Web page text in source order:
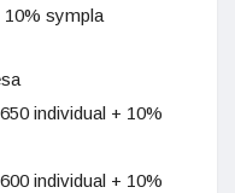
10% sympla
individual + 10%
individual + 10%